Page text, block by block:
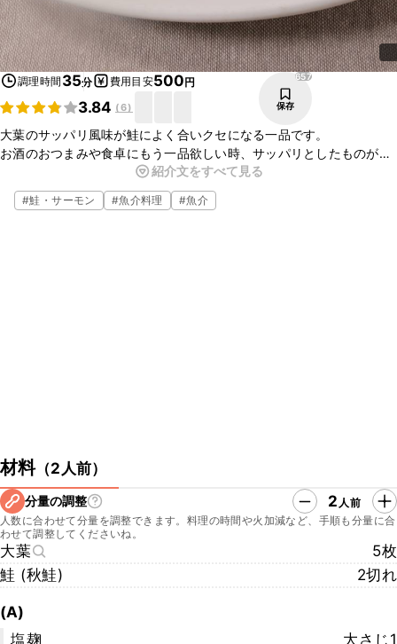
調理時間 35分 費用目安500円
3.84 (6)
657
保存
大葉のサッパリ風味が鮭によく合いクセになる一品です。
お酒のおつまみや食卓にもう一品欲しい時、サッパリとしたものが食
べたい時などに最適です。
梅肉をつけても美味しくいただけます。
お好みでアレンジしてみて下さい。
紹介文をすべて見る
#鮭・サーモン #魚介料理 #魚介
材料（2人前）
分量の調整 2 人前
人数に合わせて分量を調整できます。料理の時間や火加減など、手順も分量に合
わせて調整してくださいね。
大葉
5枚
鮭 (秋鮭)
2切れ
(A)
塩麹
大さじ1